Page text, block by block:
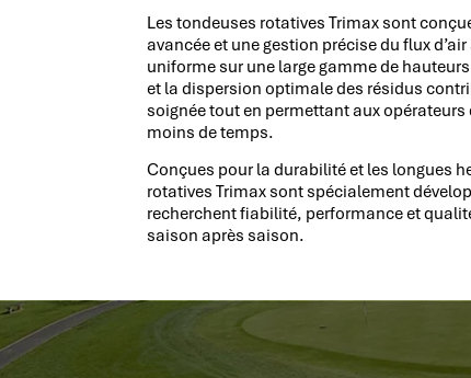
Les tondeuses rotatives Trimax sont
avancée et une gestion précise du flux
uniforme sur une large gamme de
et la dispersion optimale des résidus
soignée tout en permettant aux
moins de temps.
Conçues pour la durabilité et les longues
rotatives Trimax sont spécialement
recherchent fiabilité, performance et
saison après saison.